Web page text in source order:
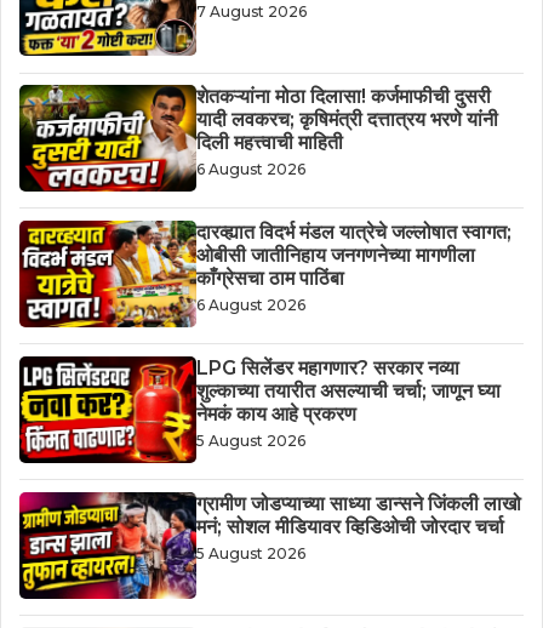
7 August 2026
शेतकऱ्यांना मोठा दिलासा! कर्जमाफीची दुसरी
यादी लवकरच; कृषिमंत्री दत्तात्रय भरणे यांनी
दिली महत्त्वाची माहिती
6 August 2026
दारव्ह्यात विदर्भ मंडल यात्रेचे जल्लोषात स्वागत;
ओबीसी जातीनिहाय जनगणनेच्या मागणीला
काँग्रेसचा ठाम पाठिंबा
6 August 2026
LPG सिलेंडर महागणार? सरकार नव्या
शुल्काच्या तयारीत असल्याची चर्चा; जाणून घ्या
नेमकं काय आहे प्रकरण
5 August 2026
ग्रामीण जोडप्याच्या साध्या डान्सने जिंकली लाखो
मनं; सोशल मीडियावर व्हिडिओची जोरदार चर्चा
5 August 2026